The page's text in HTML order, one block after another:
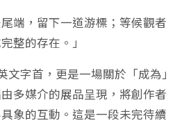
尾端，留下一道游標；等候觀者
整的存在。」
文字首，更是一場關於「成為」
多媒介的展品呈現，將創作者
象的互動。這是一段未完待續